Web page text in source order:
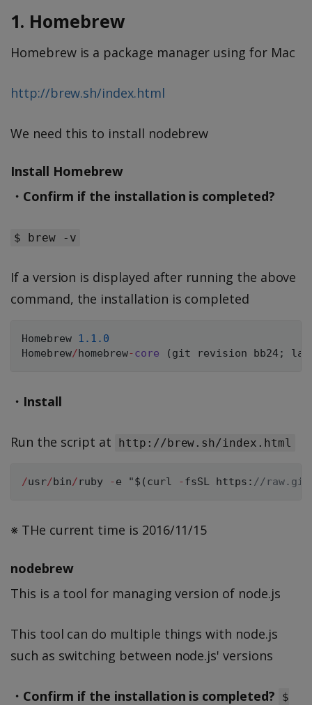
1. Homebrew
Homebrew is a package manager using for Mac
http://brew.sh/index.html
We need this to install nodebrew
Install Homebrew
・Confirm if the installation is completed?
$ brew -v
If a version is displayed after running the above
command, the installation is completed
Homebrew 1.1 .0
Homebrew/ homebrew-core ( git revision bb24;
・Install
Run the script at http://brew.sh/index.html
/usr/bin/ruby -e "$ ( curl -fsSL https : //
※ THe current time is 2016/11/15
nodebrew
This is a tool for managing version of node.js
This tool can do multiple things with node.js
such as switching between node.js' versions
・Confirm if the installation is completed?
$